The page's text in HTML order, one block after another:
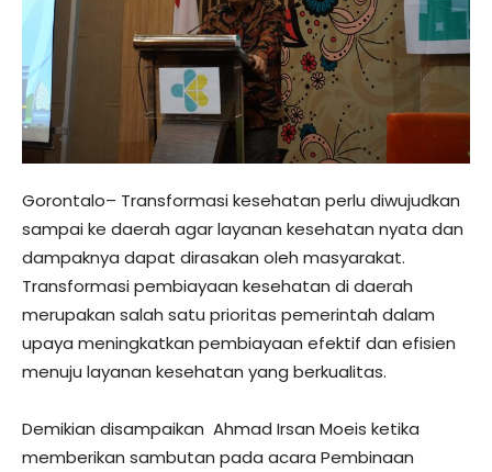
Gorontalo– Transformasi kesehatan perlu diwujudkan
sampai ke daerah agar layanan kesehatan nyata dan
dampaknya dapat dirasakan oleh masyarakat.
Transformasi pembiayaan kesehatan di daerah
merupakan salah satu prioritas pemerintah dalam
upaya meningkatkan pembiayaan efektif dan efisien
menuju layanan kesehatan yang berkualitas.
Demikian disampaikan Ahmad Irsan Moeis ketika
memberikan sambutan pada acara Pembinaan